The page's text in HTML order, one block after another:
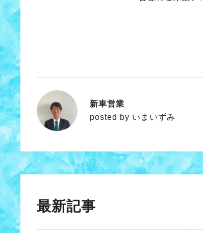
いまいずみ
新車営業
posted by いまいずみ
最新記事